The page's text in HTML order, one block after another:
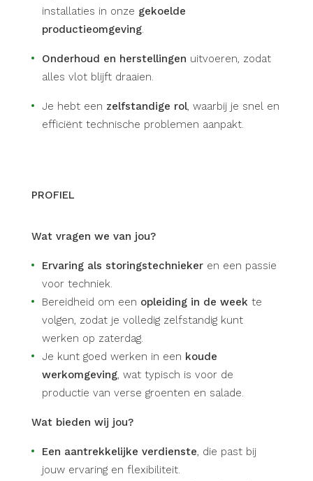
installaties in onze gekoelde
productieomgeving.
Onderhoud en herstellingen uitvoeren, zodat
alles vlot blijft draaien.
Je hebt een zelfstandige rol, waarbij je snel en
efficiënt technische problemen aanpakt.
PROFIEL
Wat vragen we van jou?
Ervaring als storingstechnieker en een passie
voor techniek.
Bereidheid om een opleiding in de week te
volgen, zodat je volledig zelfstandig kunt
werken op zaterdag.
Je kunt goed werken in een koude
werkomgeving, wat typisch is voor de
productie van verse groenten en salade.
Wat bieden wij jou?
Een aantrekkelijke verdienste, die past bij
jouw ervaring en flexibiliteit.